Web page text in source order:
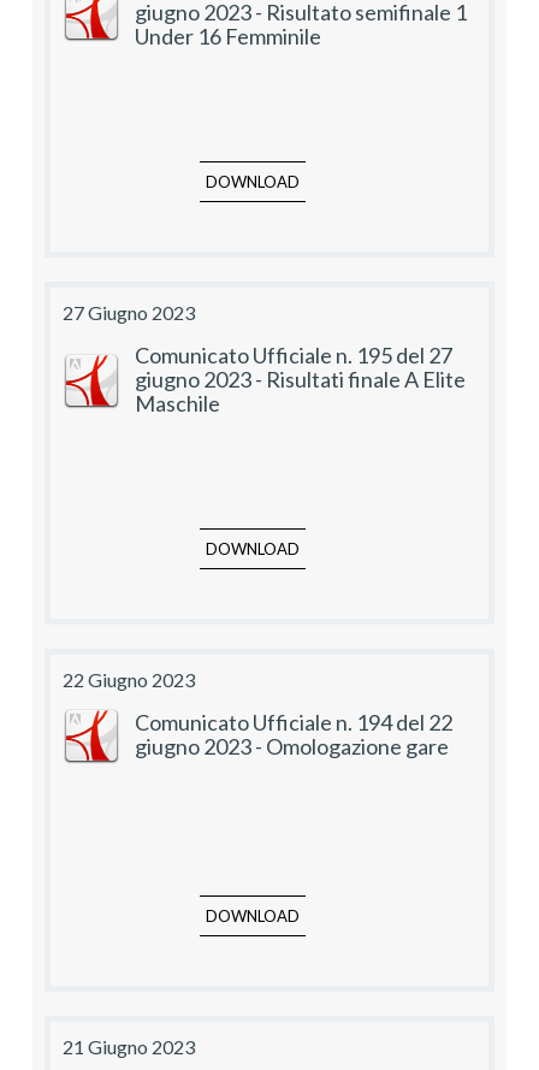
giugno 2023 - Risultato semifinale 1
Under 16 Femminile
DOWNLOAD
27 Giugno 2023
Comunicato Ufficiale n. 195 del 27
giugno 2023 - Risultati finale A Elite
Maschile
DOWNLOAD
22 Giugno 2023
Comunicato Ufficiale n. 194 del 22
giugno 2023 - Omologazione gare
DOWNLOAD
21 Giugno 2023